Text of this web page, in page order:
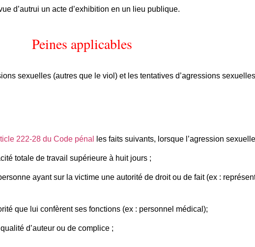
d’autrui un acte d’exhibition en un lieu publique.
Peines applicables
sexuelles (autres que le viol) et les tentatives d’agressions
222-28 du Code pénal les faits suivants, lorsque l’agression
totale de travail supérieure à huit jours ;
ayant sur la victime une autorité de droit ou de fait (ex :
que lui confèrent ses fonctions (ex : personnel médical);
d’auteur ou de complice ;